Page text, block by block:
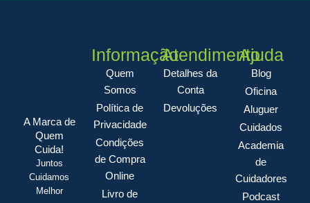
A Marca de
Quem
Cuida!
Juntos
Cuidamos
Melhor
Informação
Quem
Somos
Política de
Privacidade
Condições
de Compra
Online
Livro de
Atendimento
Detalhes da
Conta
Devoluções
Ajuda
Blog
Oficina
Aluguer
Cuidados
Academia
de
Cuidadores
Podcast